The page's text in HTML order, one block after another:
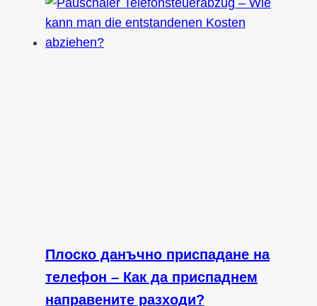
Плоско данъчно приспадане на
телефон – Как да приспаднем
направените разходи?